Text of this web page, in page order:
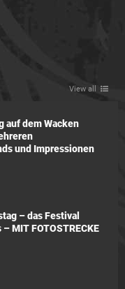
View all
auf dem Wacken
und Impressionen
– das Festival
MIT FOTOSTRECKE